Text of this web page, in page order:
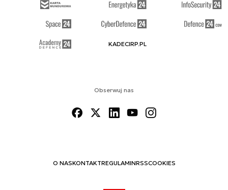
Obserwuj nas
O NASKONTAKTREGULAMINRSSCOOKIES
KADECIRP.PL